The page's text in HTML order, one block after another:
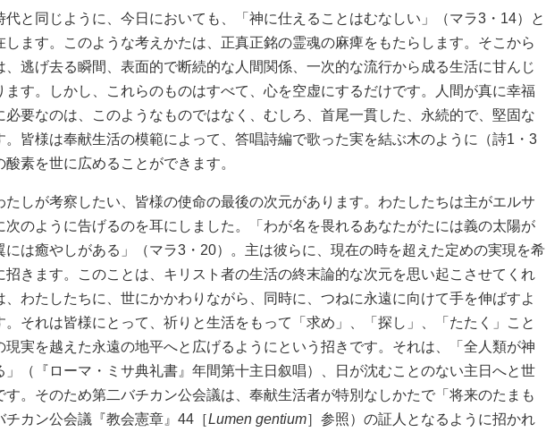
と同じように、今日においても、「神に仕えることはむなしい」（マラ3・14）と
します。このような考えかたは、正真正銘の霊魂の麻痺をもたらします。そこから
、逃げ去る瞬間、表面的で断続的な人間関係、一次的な流行から成る生活に甘んじ
ます。しかし、これらのものはすべて、心を空虚にするだけです。人間が真に幸福
必要なのは、このようなものではなく、むしろ、首尾一貫した、永続的で、堅固な
。皆様は奉献生活の模範によって、答唱詩編で歌った実を結ぶ木のように（詩1・3
素を世に広めることができます。
しが考察したい、皆様の使命の最後の次元があります。わたしたちは主がエルサ
次のように告げるのを耳にしました。「わが名を畏れるあなたがたには義の太陽が
には癒やしがある」（マラ3・20）。主は彼らに、現在の時を超えた定めの実現を希
招きます。このことは、キリスト者の生活の終末論的な次元を思い起こさせてくれ
、わたしたちに、世にかかわりながら、同時に、つねに永遠に向けて手を伸ばすよ
。それは皆様にとって、祈りと生活をもって「求め」、「探し」、「たたく」こと
現実を越えた永遠の地平へと広げるようにという招きです。それは、「全人類が神
」（『ローマ・ミサ典礼書』年間第十主日叙唱）、日が沈むことのない主日へと世
す。そのため第二バチカン公会議は、奉献生活者が特別なしかたで「将来のたまも
チカン公会議『教会憲章』44［Lumen gentium］参照）の証人となるように招かれ